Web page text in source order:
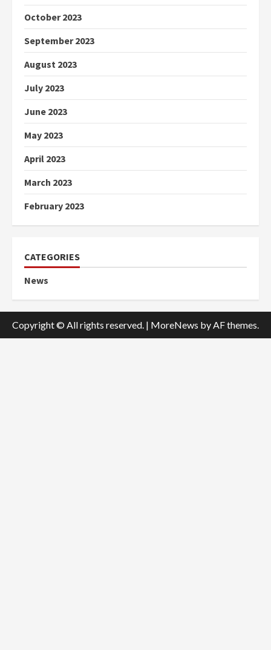
October 2023
September 2023
August 2023
July 2023
June 2023
May 2023
April 2023
March 2023
February 2023
CATEGORIES
News
Copyright © All rights reserved. | MoreNews by AF themes.